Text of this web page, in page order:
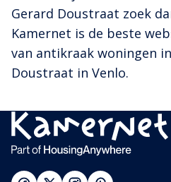
Gerard Doustraat zoek
Kamernet is de beste
van antikraak woningen
Doustraat in Venlo.